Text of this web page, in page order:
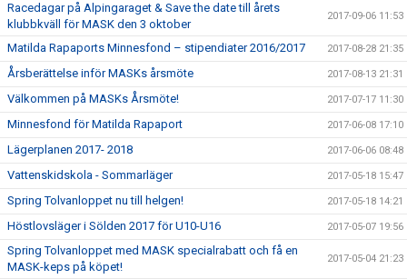
Racedagar på Alpingaraget & Save the date till årets
klubbkväll för MASK den 3 oktober
2017-09-06 11:53
Matilda Rapaports Minnesfond – stipendiater 2016/2017 2017-08-28 21:35
Årsberättelse inför MASKs årsmöte 2017-08-13 21:31
Välkommen på MASKs Årsmöte! 2017-07-17 11:30
Minnesfond för Matilda Rapaport 2017-06-08 17:10
Lägerplanen 2017- 2018 2017-06-06 08:48
Vattenskidskola - Sommarläger 2017-05-18 15:47
Spring Tolvanloppet nu till helgen! 2017-05-18 14:21
Höstlovsläger i Sölden 2017 för U10-U16 2017-05-07 19:56
Spring Tolvanloppet med MASK specialrabatt och få en
MASK-keps på köpet!
2017-05-04 21:23